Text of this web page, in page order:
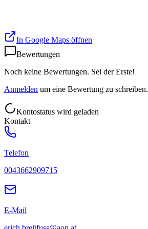
In Google Maps öffnen
Bewertungen
Noch keine Bewertungen. Sei der Erste!
Anmelden um eine Bewertung zu schreiben.
Kontostatus wird geladen
Kontakt
Telefon
0043662909715
E-Mail